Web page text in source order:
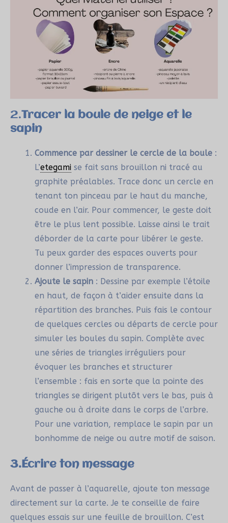
2.Tracer la boule de neige et le
sapin
Commence par dessiner le cercle de la boule :
L’etegami se fait sans brouillon ni tracé au
graphite préalables. Trace donc un cercle en
tenant ton pinceau par le haut du manche,
coude en l’air. Pour commencer, le geste doit
être le plus lent possible. Laisse ainsi le trait
déborder de la carte pour libérer le geste.
Tu peux garder des espaces ouverts pour
donner l’impression de transparence.
Ajoute le sapin : Dessine par exemple l’étoile
en haut, de façon à t’aider ensuite dans la
répartition des branches. Puis fais le contour
de quelques cercles ou départs de cercle pour
simuler les boules du sapin. Complète avec
une séries de triangles irréguliers pour
évoquer les branches et structurer
l’ensemble : fais en sorte que la pointe des
triangles se dirigent plutôt vers le bas, puis à
gauche ou à droite dans le corps de l’arbre.
Pour une variation, remplace le sapin par un
bonhomme de neige ou autre motif de saison.
3.Écrire ton message
Avant de passer à l’aquarelle, ajoute ton message
directement sur la carte. Je te conseille de faire
quelques essais sur une feuille de brouillon. C’est